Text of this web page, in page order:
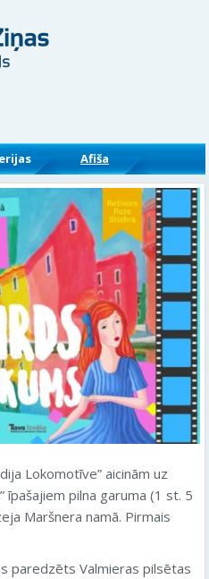
Afiša
Lokomotīve” aicinām uz
īpašajiem pilna garuma (1 st. 5
Maršnera namā. Pirmais
paredzēts Valmieras pilsētas